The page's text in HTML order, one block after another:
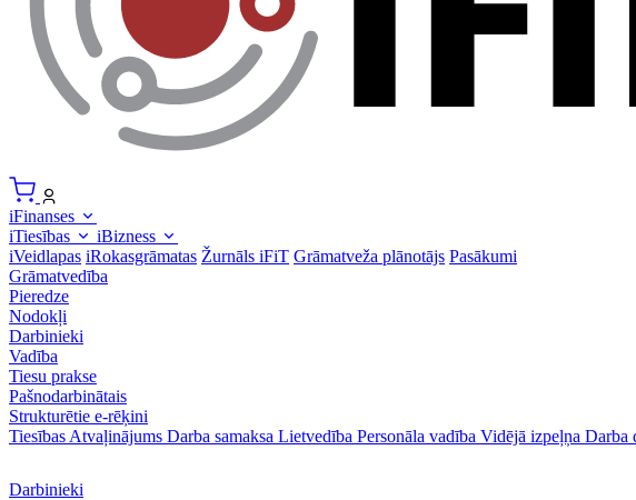
iFinanses
iTiesības
iBizness
iVeidlapas iRokasgrāmatas Žurnāls iFiT Grāmatveža plānotājs Pasākumi
Grāmatvedība
Pieredze
Nodokļi
Darbinieki
Vadība
Tiesu prakse
Pašnodarbinātais
Strukturētie e-rēķini
Tiesības Atvaļinājums Darba samaksa Lietvedība Personāla vadība Vidējā izpeļņa Darba
Darbinieki